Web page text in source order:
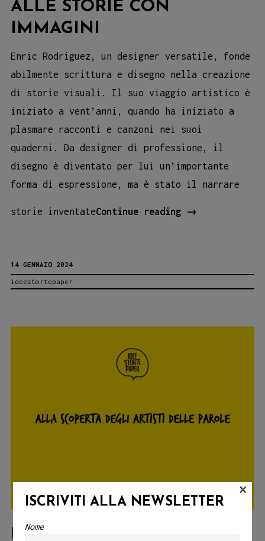
ALLE STORIE CON
IMMAGINI
Enric Rodriguez, un designer versatile, fonde
abilmente scrittura e disegno nella creazione
di storie visuali. Il suo viaggio artistico è
iniziato a vent’anni, quando ha iniziato a
plasmare racconti e canzoni nei suoi
quaderni. Da designer di professione, il
disegno è diventato per lui un’importante
forma di espressione, ma è stato il narrare
storie inventateContinue reading
ENRIC
→
14 GENNAIO 2024
ideestortepaper
IL RUOLO INESTIMABILE
ISCRIVITI ALLA NEWSLETTER
Nome
×